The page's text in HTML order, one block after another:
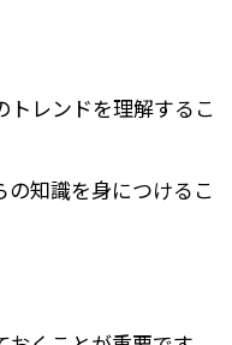
レンドを理解するこ
知識を身につけるこ